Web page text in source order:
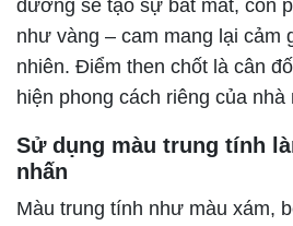
dương sẽ tạo sự bắt mắt, còn
như vàng – cam mang lại cảm
nhiên. Điểm then chốt là cân
hiện phong cách riêng của nhà
Sử dụng màu trung tính
nhấn
Màu trung tính như màu xám,